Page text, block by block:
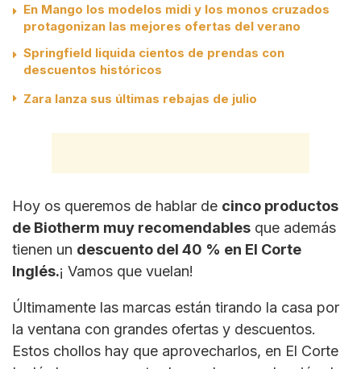
En Mango los modelos midi y los monos cruzados
protagonizan las mejores ofertas del verano
Springfield liquida cientos de prendas con
descuentos históricos
Zara lanza sus últimas rebajas de julio
Hoy os queremos de hablar de cinco productos
de Biotherm muy recomendables que además
tienen un descuento del 40 % en El Corte
Inglés.¡ Vamos que vuelan!
Últimamente las marcas están tirando la casa por
la ventana con grandes ofertas y descuentos.
Estos chollos hay que aprovecharlos, en El Corte